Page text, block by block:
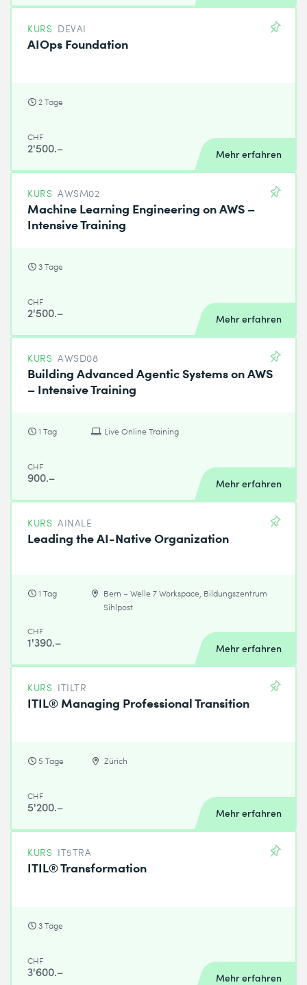
KURS DEVAI
AIOps Foundation
2 Tage
CHF
2'500.– Mehr erfahren
KURS AWSM02
Machine Learning Engineering on AWS –
Intensive Training
3 Tage
CHF
2'500.– Mehr erfahren
KURS AWSD08
Building Advanced Agentic Systems on AWS
– Intensive Training
1 Tag Live Online Training
CHF
900.– Mehr erfahren
KURS AINALE
Leading the AI-Native Organization
1 Tag
Bern – Welle 7 Workspace, Bildungszentrum
Sihlpost
CHF
1'390.– Mehr erfahren
KURS ITILTR
ITIL® Managing Professional Transition
5 Tage Zürich
CHF
5'200.– Mehr erfahren
KURS IT5TRA
ITIL® Transformation
3 Tage
CHF
3'600.– Mehr erfahren